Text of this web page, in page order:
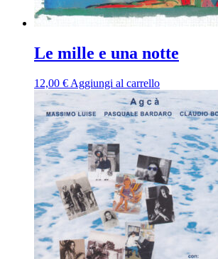
Le mille e una notte
12,00 € Aggiungi al carrello